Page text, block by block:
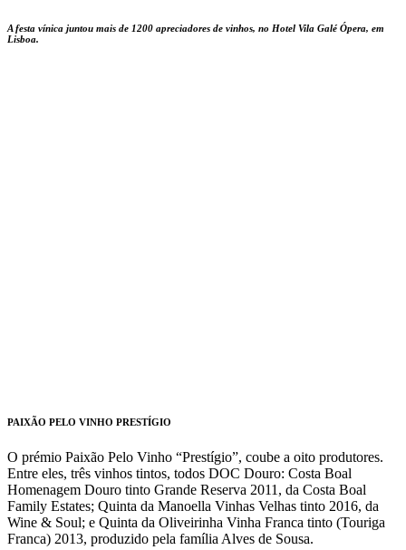
A festa vínica juntou mais de 1200 apreciadores de vinhos, no Hotel Vila Galé Ópera, em
Lisboa.
PAIXÃO PELO VINHO PRESTÍGIO
O prémio Paixão Pelo Vinho “Prestígio”, coube a oito produtores.
Entre eles, três vinhos tintos, todos DOC Douro: Costa Boal
Homenagem Douro tinto Grande Reserva 2011, da Costa Boal
Family Estates; Quinta da Manoella Vinhas Velhas tinto 2016, da
Wine & Soul; e Quinta da Oliveirinha Vinha Franca tinto (Touriga
Franca) 2013, produzido pela família Alves de Sousa.